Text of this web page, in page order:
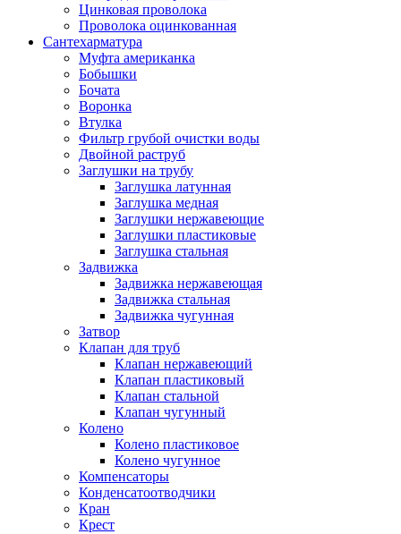
Цинковая проволока
Проволока оцинкованная
Сантехарматура
Муфта американка
Бобышки
Бочата
Воронка
Втулка
Фильтр грубой очистки воды
Двойной раструб
Заглушки на трубу
Заглушка латунная
Заглушка медная
Заглушки нержавеющие
Заглушки пластиковые
Заглушка стальная
Задвижка
Задвижка нержавеющая
Задвижка стальная
Задвижка чугунная
Затвор
Клапан для труб
Клапан нержавеющий
Клапан пластиковый
Клапан стальной
Клапан чугунный
Колено
Колено пластиковое
Колено чугунное
Компенсаторы
Конденсатоотводчики
Кран
Крест